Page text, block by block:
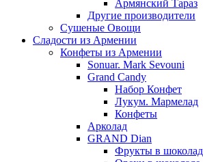
Армянский Тараз
Другие производители
Сушеные Овощи
Сладости из Армении
Конфеты из Армении
Sonuar. Mark Sevouni
Grand Candy
Набор Конфет
Лукум. Мармелад
Конфеты
Арколад
GRAND Dian
Фрукты в